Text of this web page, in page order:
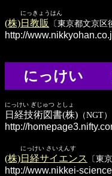
にっきょうはん
(株)日教販 〔東京都文京区
http://
にっけい
にっけい ぎじゅつ としょ
日経技術図書(株) （NGT
http://
にっけい さいえんす
(株)日経サイエンス 〔東
http://www.nikkei-